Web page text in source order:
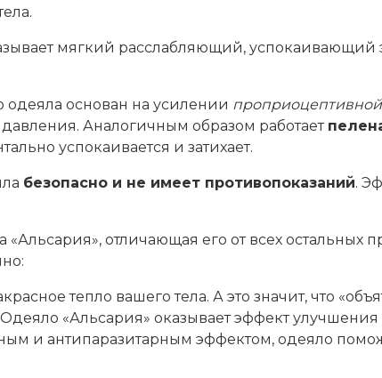
мягкий расслабляющий,
одеяла основан на усилении
Аналогичным образом работает
успокаивается и затихает.
безопасно и не имеет противопоказаний.
отличающая его от всех остальных
тепло вашего тела. А это значит, что
«Альсария» оказывает эффект
и антипаразитарным эффектом, одеяло